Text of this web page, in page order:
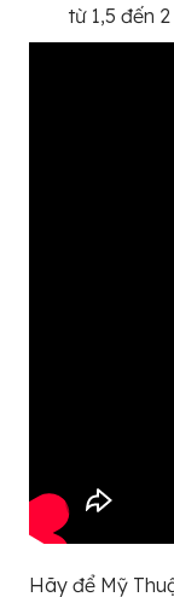
từ 1,5 đến
Hãy để Mỹ